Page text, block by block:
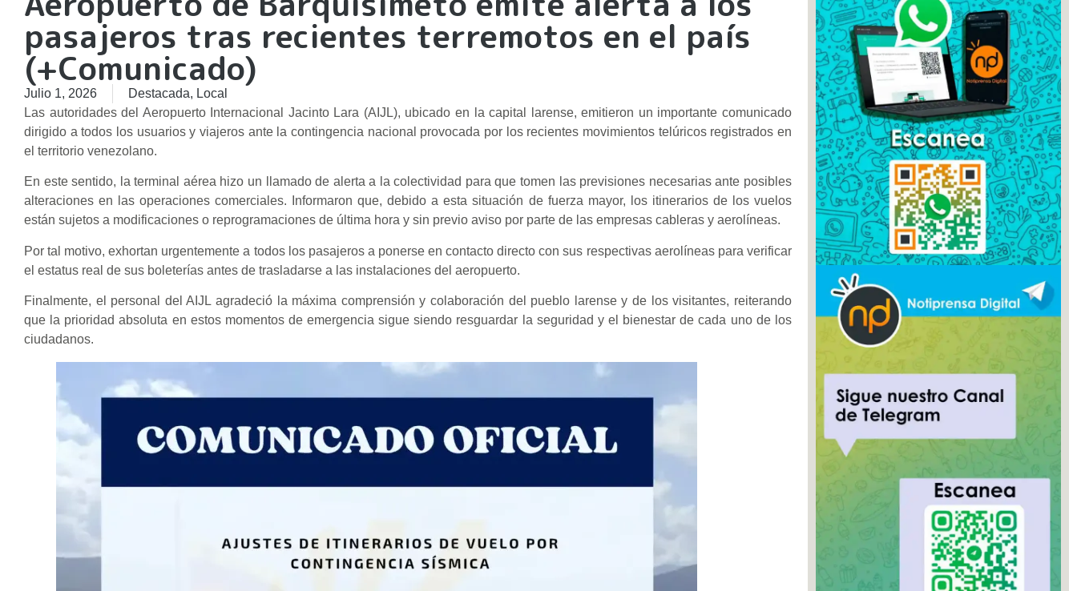
pasajeros tras recientes terremotos en el país
(+Comunicado)
Julio 1, 2026 Destacada, Local
Las autoridades del Aeropuerto Internacional Jacinto Lara (AIJL), ubicado en la capital larense, emitieron un importante comunicado
dirigido a todos los usuarios y viajeros ante la contingencia nacional provocada por los recientes movimientos telúricos registrados en
el territorio venezolano.
En este sentido, la terminal aérea hizo un llamado de alerta a la colectividad para que tomen las previsiones necesarias ante posibles
alteraciones en las operaciones comerciales. Informaron que, debido a esta situación de fuerza mayor, los itinerarios de los vuelos
están sujetos a modificaciones o reprogramaciones de última hora y sin previo aviso por parte de las empresas cableras y aerolíneas.
Por tal motivo, exhortan urgentemente a todos los pasajeros a ponerse en contacto directo con sus respectivas aerolíneas para verificar
el estatus real de sus boleterías antes de trasladarse a las instalaciones del aeropuerto.
Finalmente, el personal del AIJL agradeció la máxima comprensión y colaboración del pueblo larense y de los visitantes, reiterando
que la prioridad absoluta en estos momentos de emergencia sigue siendo resguardar la seguridad y el bienestar de cada uno de los
ciudadanos.